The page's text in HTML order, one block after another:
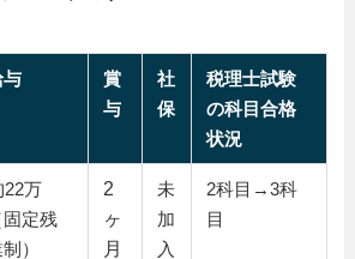
与
賞
与
社
保
税理士試験
の科目合格
状況
22万
固定残
）
2
ヶ
月
未
加
入
2科目→3科
目